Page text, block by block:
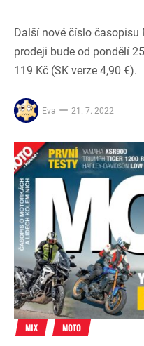
Další nové číslo
prodeji bude od pondělí
119 Kč (SK verze 4,90 €).
Eva 21. 7. 2022
MIX MOTO